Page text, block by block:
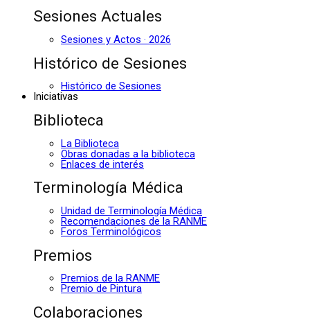
Sesiones Actuales
Sesiones y Actos · 2026
Histórico de Sesiones
Histórico de Sesiones
Iniciativas
Biblioteca
La Biblioteca
Obras donadas a la biblioteca
Enlaces de interés
Terminología Médica
Unidad de Terminología Médica
Recomendaciones de la RANME
Foros Terminológicos
Premios
Premios de la RANME
Premio de Pintura
Colaboraciones